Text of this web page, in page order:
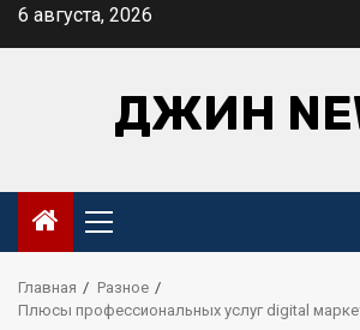
Перейти
6 августа, 2026
ДЖИН
Основное
меню
Главная
Разное
Плюсы профессиональных услуг digital